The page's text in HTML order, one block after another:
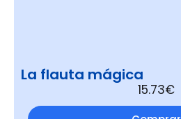
La flauta mágica
15.73€